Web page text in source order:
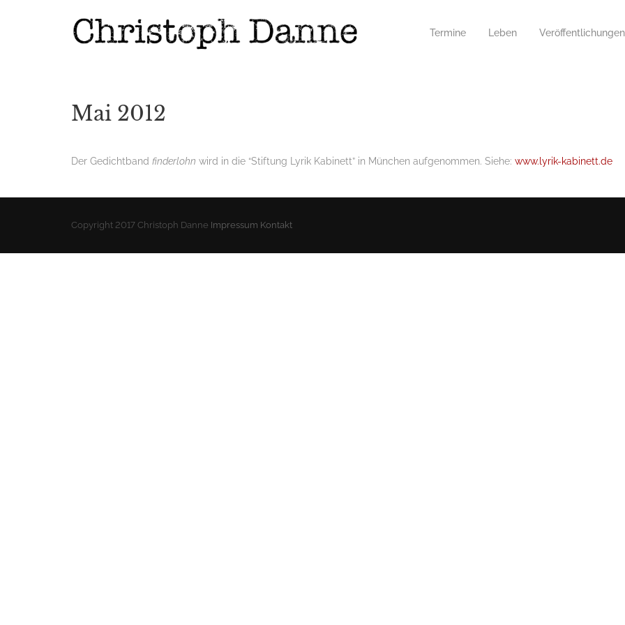
Termine Leben Veröffentlichungen
Mai 2012
Der Gedichtband finderlohn wird in die “Stiftung Lyrik Kabinett” in München aufgenommen. Siehe: www.lyrik-kabinett.de
Copyright 2017 Christoph Danne Impressum Kontakt